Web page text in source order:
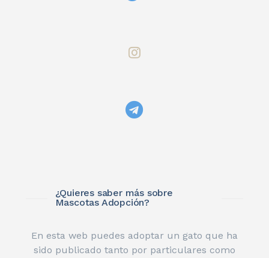
¿Quieres saber más sobre
Mascotas Adopción?
En esta web puedes adoptar un gato que ha
sido publicado tanto por particulares como